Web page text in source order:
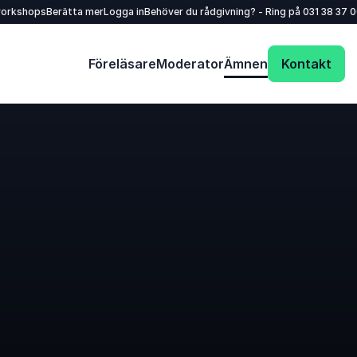
Berätta merLogga inBehöver du rådgivning? - Ring på 031 38 37
FöreläsareModeratorÄmnen Kontakt